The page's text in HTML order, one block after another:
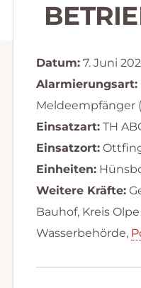
Datum:7. Juni
Alarmierungsart:
Meldeempfänger
Einsatzart:TH
Einsatzort:
Einheiten:
Weitere Kräfte:
Bauhof, Kreis
Wasserbehörde,